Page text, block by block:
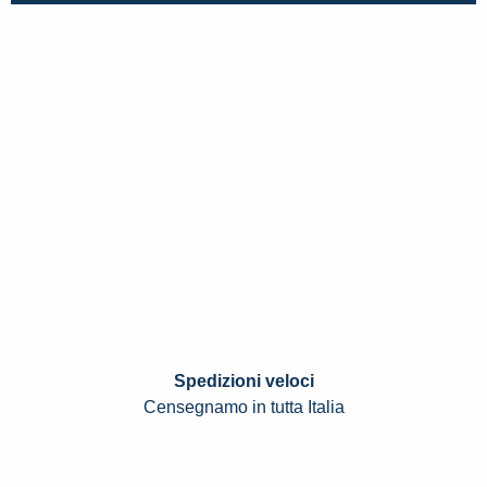
Spedizioni veloci
Censegnamo in tutta Italia